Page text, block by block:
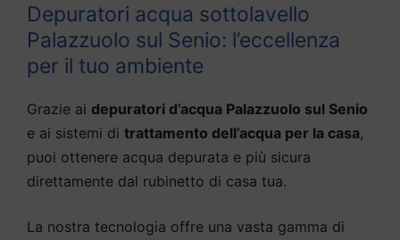
Depuratori acqua sottolavello
Palazzuolo sul Senio: l’eccellenza
per il tuo ambiente
Grazie ai depuratori d’acqua Palazzuolo sul Senio
e ai sistemi di trattamento dell’acqua per la casa,
puoi ottenere acqua depurata e più sicura
direttamente dal rubinetto di casa tua.
La nostra tecnologia offre una vasta gamma di